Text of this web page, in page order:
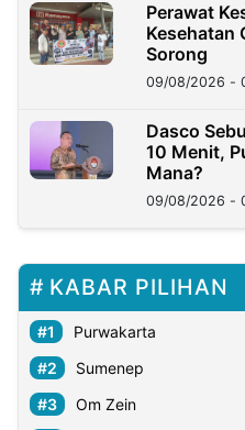
Perawat
Kesehatan
Sorong
09/08/2026 -
Dasco
10 Menit,
Mana?
09/08/2026 -
KABAR PILIHAN
Purwakarta
Sumenep
Om Zein